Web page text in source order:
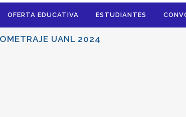
OFERTA EDUCATIVA ESTUDIANTES
UANL 2024